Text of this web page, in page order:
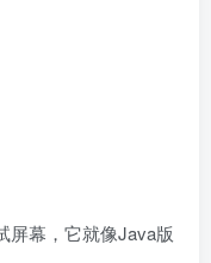
屏幕，它就像Java版